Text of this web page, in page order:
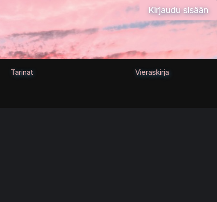
Kirjaudu sisään
Tarinat Vieraskirja